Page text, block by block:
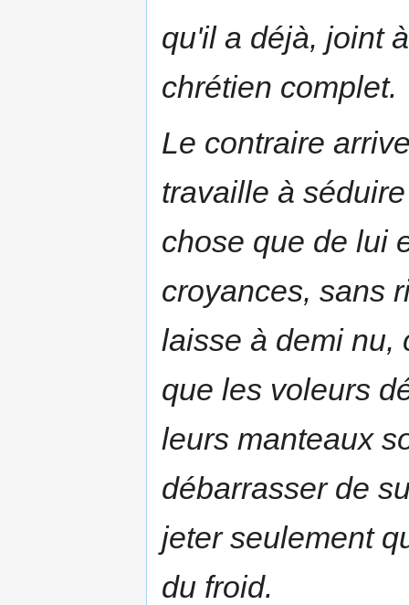
qu'il a déjà, joint
chrétien complet.
Le contraire
travaille à
chose que de lui
croyances, sans
laisse à demi nu,
que les voleurs
leurs manteaux
débarrasser de
jeter seulement
du froid.